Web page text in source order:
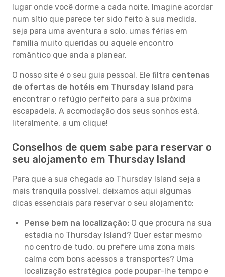
lugar onde você dorme a cada noite. Imagine acordar
num sítio que parece ter sido feito à sua medida,
seja para uma aventura a solo, umas férias em
família muito queridas ou aquele encontro
romântico que anda a planear.
O nosso site é o seu guia pessoal. Ele filtra centenas
de ofertas de hotéis em Thursday Island para
encontrar o refúgio perfeito para a sua próxima
escapadela. A acomodação dos seus sonhos está,
literalmente, a um clique!
Conselhos de quem sabe para reservar o
seu alojamento em Thursday Island
Para que a sua chegada ao Thursday Island seja a
mais tranquila possível, deixamos aqui algumas
dicas essenciais para reservar o seu alojamento:
Pense bem na localização: O que procura na sua
estadia no Thursday Island? Quer estar mesmo
no centro de tudo, ou prefere uma zona mais
calma com bons acessos a transportes? Uma
localização estratégica pode poupar-lhe tempo e